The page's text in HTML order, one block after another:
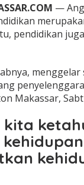
—
pendidikan
Makassar,
kita